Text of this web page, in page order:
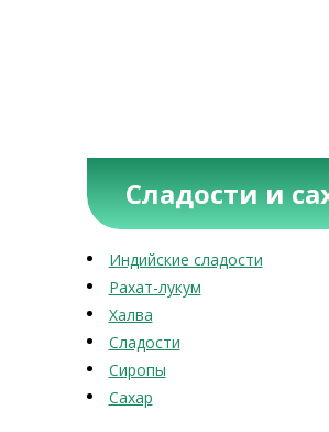
Сладости и
Индийские сладости
Рахат-лукум
Халва
Сладости
Сиропы
Сахар